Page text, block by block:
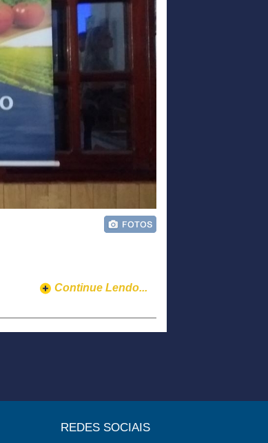
Continue Lendo...
REDES SOCIAIS